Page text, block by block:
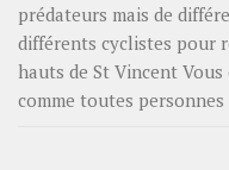
prédateurs mais de
différents cyclistes pour
hauts de St Vincent
comme toutes